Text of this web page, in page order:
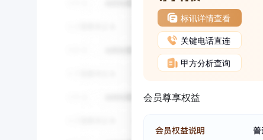
标讯详情查看
关键电话直连
甲方分析查询
会员尊享权益